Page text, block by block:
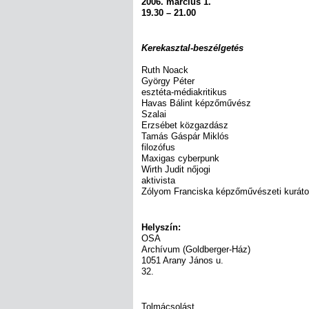
19.30 – 21.00
Kerekasztal-beszélgetés
Ruth Noack
György Péter
esztéta-médiakritikus
Havas Bálint képzőművész
Szalai
Erzsébet közgazdász
Tamás Gáspár Miklós
filozófus
Maxigas cyberpunk
Wirth Judit nőjogi
aktivista
Zólyom Franciska képzőművészeti
Helyszín:
OSA
Archívum (Goldberger-Ház)
1051 Arany János u.
32.
Tolmácsolást